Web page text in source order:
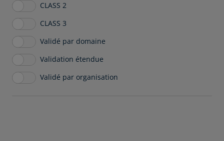
CLASS 2
CLASS 3
Validé par domaine
Validation étendue
Validé par organisation